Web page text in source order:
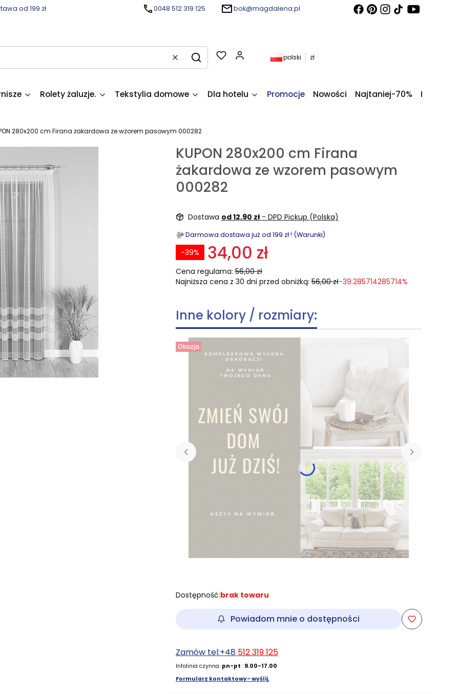
od 199 zł 0048 512 319 125 bok@magdalena.pl
WyczyśćSzukaj
Produkty w koszyku: 0. Zobacz szczegóły
polski zł
Rolety żaluzje. Tekstylia domowe Dla hotelu Promocje Nowości Najtaniej-70% Kupony
280x200 cm Firana żakardowa ze wzorem pasowym 000282
KUPON 280x200 cm Firana
żakardowa ze wzorem pasowym
000282
Dostawa od 12,90 zł - DPD Pickup (Polska)
Darmowa dostawa już od 199 zł ! (Warunki)
34,00 zł
Cena regularna: 56,00 zł
-39%
Najniższa cena z 30 dni przed obniżką: 56,00 zł-39.285714285714%
Inne kolory / rozmiary:
Okazja
Dostępność:brak towaru
Powiadom mnie o dostępności
Zamów tel:+48 512 319 125
Infolinia czynna: pn-pt :9.00-17.00
Formularz kontaktowy- wyślij.